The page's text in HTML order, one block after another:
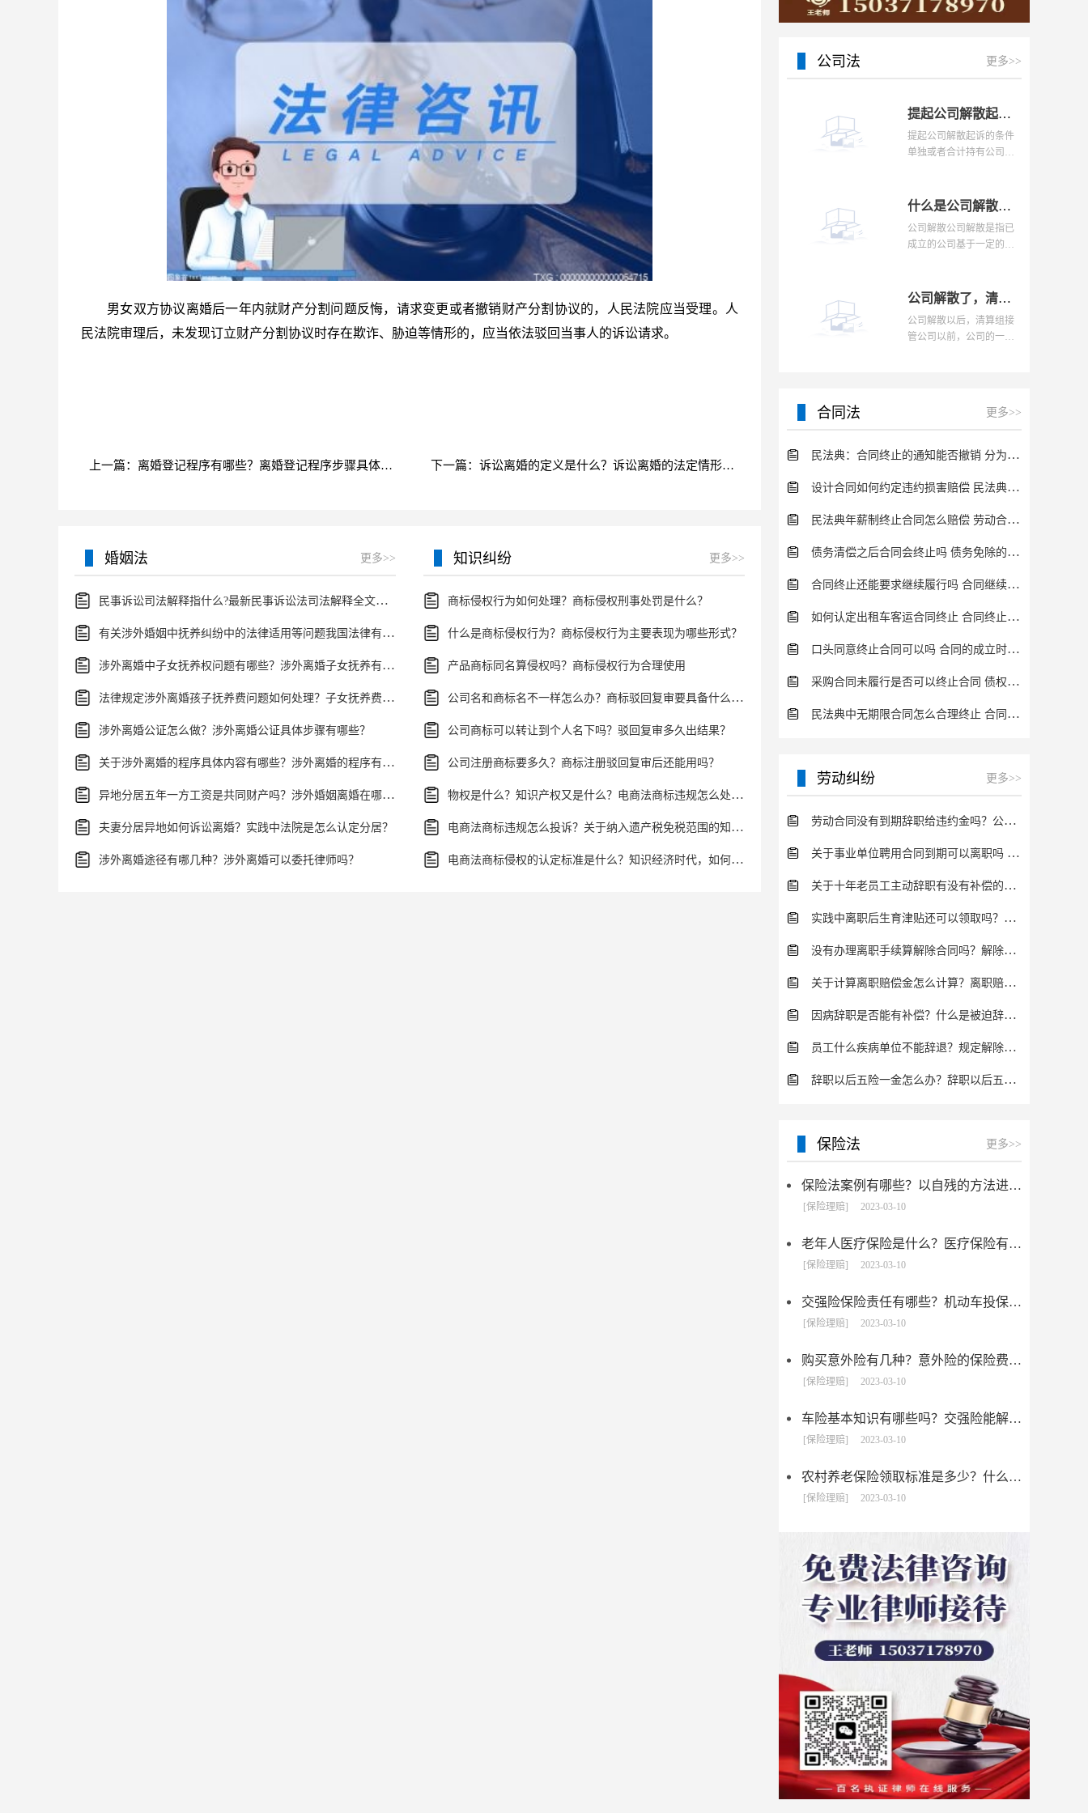
男女双方协议离婚后一年内就财产分割问题反悔，请求变更或者撤销财产分割协议的，人民法院应当受理。人
民法院审理后，未发现订立财产分割协议时存在欺诈、胁迫等情形的，应当依法驳回当事人的诉讼请求。
上一篇：离婚登记程序有哪些？离婚登记程序步骤具体怎么走？ 下一篇：诉讼离婚的定义是什么？诉讼离婚的法定情形有哪些？
婚姻法 更多>>
民事诉讼司法解释指什么?最新民事诉讼法司法解释全文是什么?
有关涉外婚姻中抚养纠纷中的法律适用等问题我国法律有什么解释？
涉外离婚中子女抚养权问题有哪些？涉外离婚子女抚养有几种情况？
法律规定涉外离婚孩子抚养费问题如何处理？子女抚养费数额的计算有哪些影响因素？
涉外离婚公证怎么做？涉外离婚公证具体步骤有哪些？
关于涉外离婚的程序具体内容有哪些？涉外离婚的程序有什么法律依据？
异地分居五年一方工资是共同财产吗？涉外婚姻离婚在哪里办理？
夫妻分居异地如何诉讼离婚？实践中法院是怎么认定分居？
涉外离婚途径有哪几种？涉外离婚可以委托律师吗？
知识纠纷 更多>>
商标侵权行为如何处理？商标侵权刑事处罚是什么？
什么是商标侵权行为？商标侵权行为主要表现为哪些形式？
产品商标同名算侵权吗？商标侵权行为合理使用
公司名和商标名不一样怎么办？商标驳回复审要具备什么条件？
公司商标可以转让到个人名下吗？驳回复审多久出结果？
公司注册商标要多久？商标注册驳回复审后还能用吗？
物权是什么？知识产权又是什么？电商法商标违规怎么处罚？
电商法商标违规怎么投诉？关于纳入遗产税免税范围的知识产权的具体项目
电商法商标侵权的认定标准是什么？知识经济时代，如何让知识产权保值又升值
公司法 更多>>
提起公司解散起诉的条件是什么？公司的解散事由与清算办法是怎样的？
提起公司解散起诉的条件
单独或者合计持有公司全
一提起解散公司诉讼，人
什么是公司解散？股东申请解散公司有前置程序吗？条件有哪些？
公司解散公司解散是指已
成立的公司基于一定的合
有三大类：一类是一般解
公司解散了，清算组已进场，办理注销登记前有具体的清算流程是什么？
公司解散以后，清算组接
管公司以前，公司的一切
合同法 更多>>
民法典：合同终止的通知能否撤销 分为这几种情况
设计合同如何约定违约损害赔偿 民法典的规定分析
民法典年薪制终止合同怎么赔偿 劳动合同终止流程一览
债务清偿之后合同会终止吗 债务免除的特点介绍
合同终止还能要求继续履行吗 合同继续履行条件内容介绍
如何认定出租车客运合同终止 合同终止有什么法律后果？
口头同意终止合同可以吗 合同的成立时间规定介绍
采购合同未履行是否可以终止合同 债权债务终止情形一览
民法典中无期限合同怎么合理终止 合同的履行方式一览
劳动纠纷 更多>>
劳动合同没有到期辞职给违约金吗？公司辞退员工的程序是怎样的？
关于事业单位聘用合同到期可以离职吗 事业单位离职有哪些规定？
关于十年老员工主动辞职有没有补偿的问题 一般老员工被辞退怎么补偿？
实践中离职后生育津贴还可以领取吗？生育保险待遇有哪些法律规定？
没有办理离职手续算解除合同吗？解除劳动合同离职补偿金怎么算？
关于计算离职赔偿金怎么计算？离职赔偿金的法律规定是什么？
因病辞职是否能有补偿？什么是被迫辞职有哪些情况？
员工什么疾病单位不能辞退？规定解除劳动合同法定情形有哪些？
辞职以后五险一金怎么办？辞职以后五险一金有几种方式处理？
保险法 更多>>
保险法案例有哪些？以自残的方法进行保险诈骗该怎么认定？
[保险理赔] 2023-03-10
老年人医疗保险是什么？医疗保险有几种？
[保险理赔] 2023-03-10
交强险保险责任有哪些？机动车投保有哪些注意事项?
[保险理赔] 2023-03-10
购买意外险有几种？意外险的保险费是多少？
[保险理赔] 2023-03-10
车险基本知识有哪些吗？交强险能解决哪些问题？
[保险理赔] 2023-03-10
农村养老保险领取标准是多少？什么是新农保?
[保险理赔] 2023-03-10